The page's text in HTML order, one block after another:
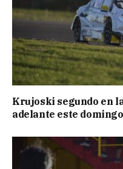
Krujoski segundo en
adelante este domingo